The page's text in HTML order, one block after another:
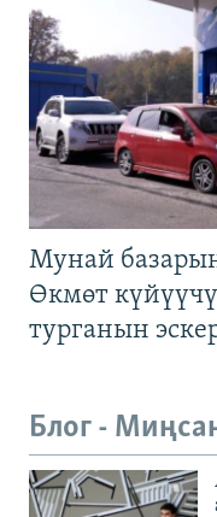
Мунай
Өкмөт
турганын
Блог -